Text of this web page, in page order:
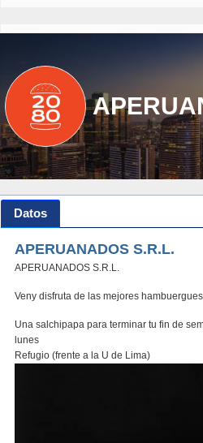
Datos
APERUANADOS S.R.L.
APERUANADOS S.R.L.
Veny disfruta de las mejores
Una salchipapa para terminar tu fin de
lunes
Refugio (frente a la U de Lima)